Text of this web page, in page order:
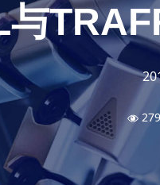
创意
Creative
社交
Social
海外
Overseas
智能
与